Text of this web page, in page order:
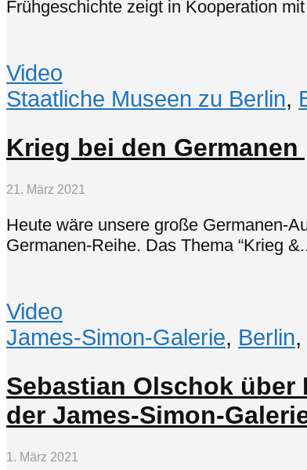
Frühgeschichte zeigt in Kooperation
Video
Staatliche Museen zu Berlin,
Krieg bei den
21. März 2021
Heute wäre unsere große Germanen-
Germanen-Reihe. Das Thema “Krieg
Video
James-Simon-Galerie, Berlin,
Sebastian Olschok über
der James-Simon-
1. März 2021